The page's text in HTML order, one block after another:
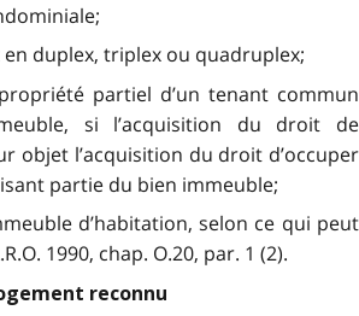
duplex, triplex ou quadruplex;
partiel d’un tenant commun
si l’acquisition du droit de
objet l’acquisition du droit d’occuper
partie du bien immeuble;
d’habitation, selon ce qui peut
1990, chap. O.20, par. 1 (2).
reconnu